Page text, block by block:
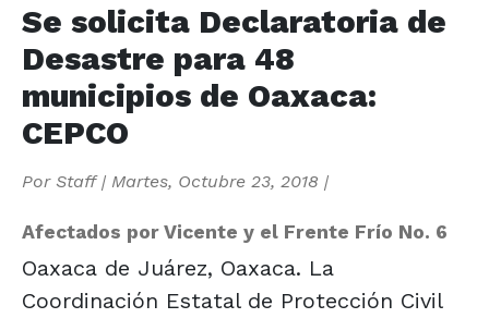
Se solicita Declaratoria de
Desastre para 48
municipios de Oaxaca:
CEPCO
Por Staff| Martes, Octubre 23, 2018 |
Afectados por Vicente y el Frente Frío No. 6
Oaxaca de Juárez, Oaxaca. La
Coordinación Estatal de Protección Civil